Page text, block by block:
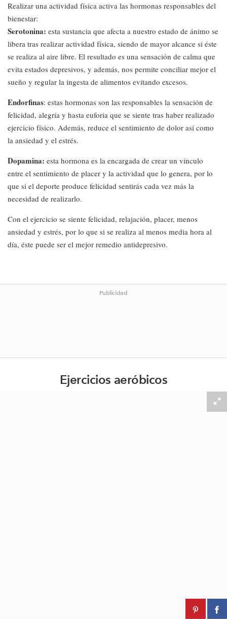
Realizar una actividad física activa las hormonas responsables del
bienestar:
Serotonina: esta sustancia que afecta a nuestro estado de ánimo se
libera tras realizar actividad física, siendo de mayor alcance si éste
se realiza al aire libre. El resultado es una sensación de calma que
evita estados depresivos, y además, nos permite conciliar mejor el
sueño y regular la ingesta de alimentos evitando excesos.
Endorfinas: estas hormonas son las responsables la sensación de
felicidad, alegría y hasta euforia que se siente tras haber realizado
ejercicio físico. Además, reduce el sentimiento de dolor así como
la ansiedad y el estrés.
Dopamina: esta hormona es la encargada de crear un vínculo
entre el sentimiento de placer y la actividad que lo genera, por lo
que si el deporte produce felicidad sentirás cada vez más la
necesidad de realizarlo.
Con el ejercicio se siente felicidad, relajación, placer, menos
ansiedad y estrés, por lo que si se realiza al menos media hora al
día, éste puede ser el mejor remedio antidepresivo.
Publicidad
Ejercicios aeróbicos